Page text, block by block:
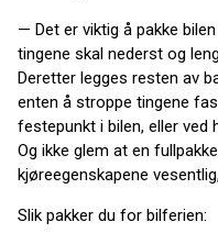
— Det er viktig å pakke
tingene skal nederst og
Deretter legges resten av
enten å stroppe tingene
festepunkt i bilen, eller ved
Og ikke glem at en
kjøreegenskapene
Slik pakker du for bilferien: